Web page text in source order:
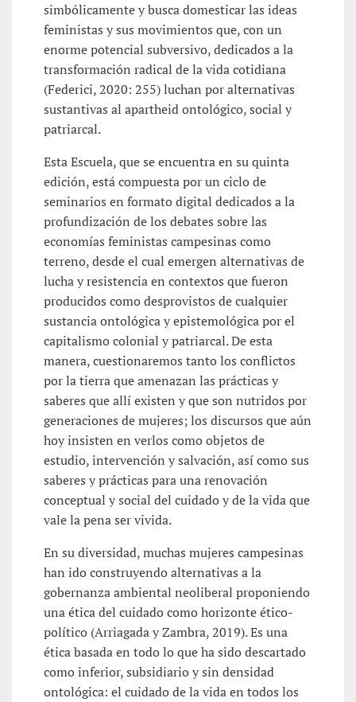
simbólicamente y busca domesticar las ideas
feministas y sus movimientos que, con un
enorme potencial subversivo, dedicados a la
transformación radical de la vida cotidiana
(Federici, 2020: 255) luchan por alternativas
sustantivas al apartheid ontológico, social y
patriarcal.
Esta Escuela, que se encuentra en su quinta
edición, está compuesta por un ciclo de
seminarios en formato digital dedicados a la
profundización de los debates sobre las
economías feministas campesinas como
terreno, desde el cual emergen alternativas de
lucha y resistencia en contextos que fueron
producidos como desprovistos de cualquier
sustancia ontológica y epistemológica por el
capitalismo colonial y patriarcal. De esta
manera, cuestionaremos tanto los conflictos
por la tierra que amenazan las prácticas y
saberes que allí existen y que son nutridos por
generaciones de mujeres; los discursos que aún
hoy insisten en verlos como objetos de
estudio, intervención y salvación, así como sus
saberes y prácticas para una renovación
conceptual y social del cuidado y de la vida que
vale la pena ser vivida.
En su diversidad, muchas mujeres campesinas
han ido construyendo alternativas a la
gobernanza ambiental neoliberal proponiendo
una ética del cuidado como horizonte ético-
político (Arriagada y Zambra, 2019). Es una
ética basada en todo lo que ha sido descartado
como inferior, subsidiario y sin densidad
ontológica: el cuidado de la vida en todos los